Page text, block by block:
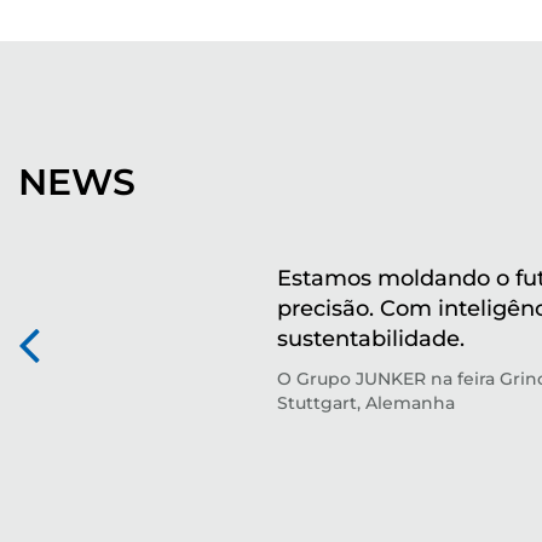
NEWS
Estamos moldando o
precisão. Com
sustentabilidade.
O Grupo JUNKER na feira
Stuttgart, Alemanha